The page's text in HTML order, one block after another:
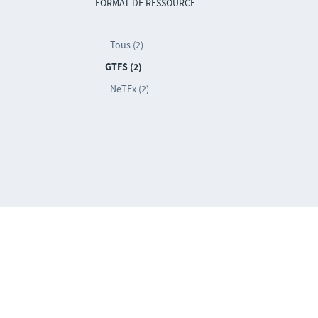
FORMAT DE RESSOURCE
Tous (2)
GTFS (2)
NeTEx (2)